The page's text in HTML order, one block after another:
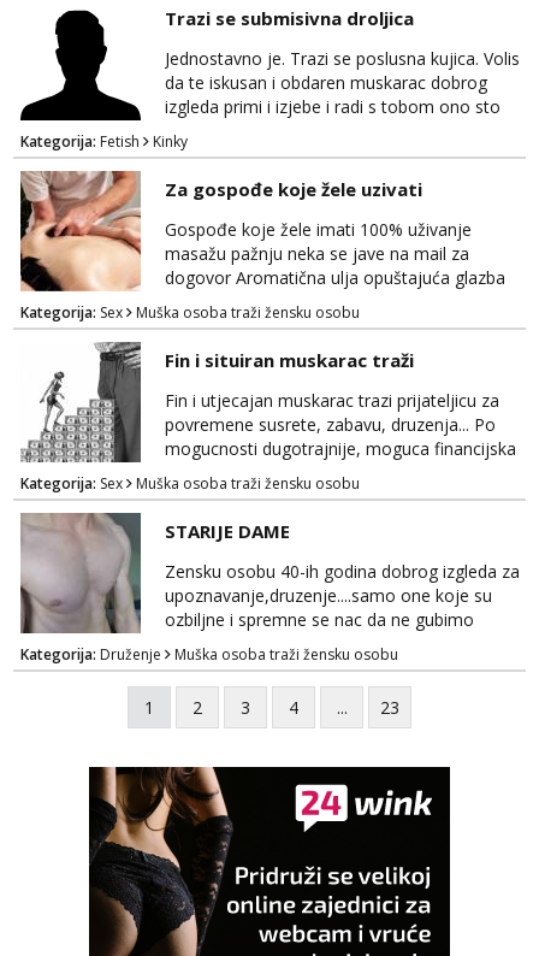
Trazi se submisivna droljica
Jednostavno je. Trazi se poslusna kujica. Volis
da te iskusan i obdaren muskarac dobrog
izgleda primi i izjebe i radi s tobom ono sto
on zeli raditi. Cura si van okvira,kinky i
poslusna. Idealno 25 godina max okvirno 40.
Nikakve umisljene femy ko fol ljepotice me ne
interesiraju. Stop pederima i slicnima. Stop
bonovima i slicne gluposti. Javi se sa slikom i
ukratko o sebi na: naal_naal@yaho...
Kategorija: Fetish Kinky
Za gospođe koje žele uzivati
Gospođe koje žele imati 100% uživanje
masažu pažnju neka se jave na mail za
dogovor Aromatična ulja opuštajuća glazba
Budi moja Kraljica i ispuni si želje za dobro
opuštanje Vaš prostor
Kategorija: Sex Muška osoba traži žensku osobu
Fin i situiran muskarac traži
Fin i utjecajan muskarac trazi prijateljicu za
povremene susrete, zabavu, druzenja... Po
mogucnosti dugotrajnije, moguca financijska
potpora!
Kategorija: Sex Muška osoba traži žensku osobu
STARIJE DAME
Zensku osobu 40-ih godina dobrog izgleda za
upoznavanje,druzenje....samo one koje su
ozbiljne i spremne se nac da ne gubimo
vrijeme!
Kategorija: Druženje Muška osoba traži žensku osobu
1 2 3 4 ... 23